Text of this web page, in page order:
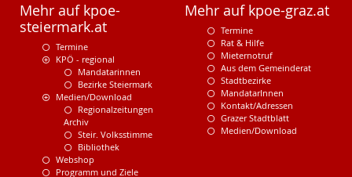
Mehr auf kpoe-
steiermark.at
Termine
KPÖ - regional
Mandatarinnen
Bezirke Steiermark
Medien/Download
Regionalzeitungen
Archiv
Steir. Volksstimme
Bibliothek
Webshop
Programm und Ziele
Mehr auf kpoe-graz.at
Termine
Rat & Hilfe
Mieternotruf
Aus dem Gemeinderat
Stadtbezirke
MandatarInnen
Kontakt/Adressen
Grazer Stadtblatt
Medien/Download